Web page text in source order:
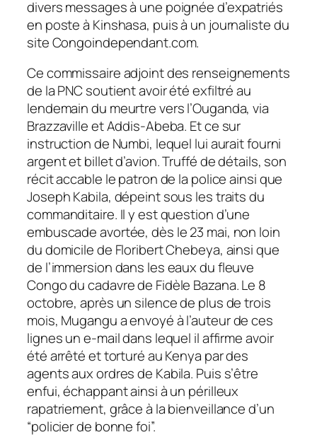
divers messages à une poignée d’expatriés
en poste à Kinshasa, puis à un journaliste du
site Congoindependant.com.
Ce commissaire adjoint des renseignements
de la PNC soutient avoir été exfiltré au
lendemain du meurtre vers l’Ouganda, via
Brazzaville et Addis-Abeba. Et ce sur
instruction de Numbi, lequel lui aurait fourni
argent et billet d’avion. Truffé de détails, son
récit accable le patron de la police ainsi que
Joseph Kabila, dépeint sous les traits du
commanditaire. Il y est question d’une
embuscade avortée, dès le 23 mai, non loin
du domicile de Floribert Chebeya, ainsi que
de l’immersion dans les eaux du fleuve
Congo du cadavre de Fidèle Bazana. Le 8
octobre, après un silence de plus de trois
mois, Mugangu a envoyé à l’auteur de ces
lignes un e-mail dans lequel il affirme avoir
été arrêté et torturé au Kenya par des
agents aux ordres de Kabila. Puis s’être
enfui, échappant ainsi à un périlleux
rapatriement, grâce à la bienveillance d’un
“policier de bonne foi”.